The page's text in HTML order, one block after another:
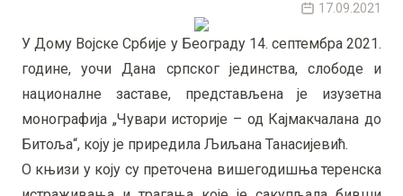
17.09.2021
У Дому Војске Србије у Београду 14. септембра 2021.
године, уочи Дана српског јединства, слободе и
националне заставе, представљена је изузетна
монографија „Чувари историје – од Кајмакчалана до
Битоља“, коју је приредила Љиљана Танасијевић.
О књизи у коју су преточена вишегодишња теренска